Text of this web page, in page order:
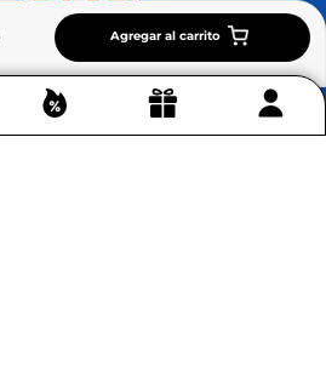
Agregar al carrito